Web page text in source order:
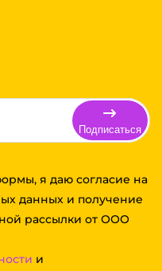
Подписаться
я даю согласие на
данных и получение
рассылки от ООО
и